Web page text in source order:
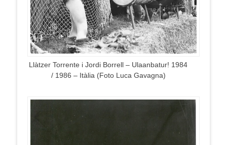
Llàtzer Torrente i Jordi Borrell – Ulaanbatur! 1984
/ 1986 – Itàlia (Foto Luca Gavagna)